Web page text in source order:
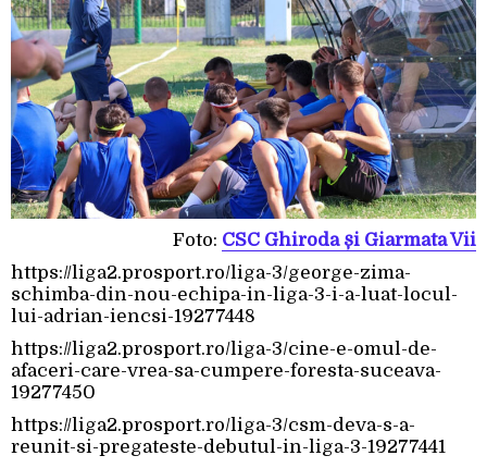
Foto: CSC Ghiroda și Giarmata Vii
https://liga2.prosport.ro/liga-3/george-zima-
schimba-din-nou-echipa-in-liga-3-i-a-luat-locul-
lui-adrian-iencsi-19277448
https://liga2.prosport.ro/liga-3/cine-e-omul-de-
afaceri-care-vrea-sa-cumpere-foresta-suceava-
19277450
https://liga2.prosport.ro/liga-3/csm-deva-s-a-
reunit-si-pregateste-debutul-in-liga-3-19277441